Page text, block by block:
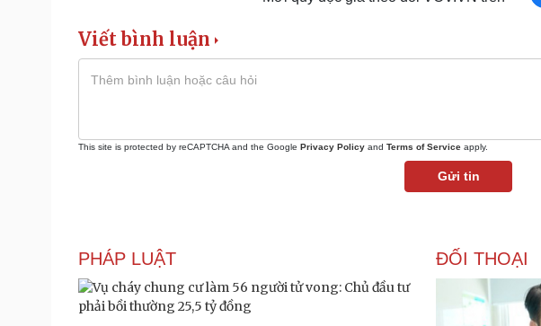
Viết bình luận
This site is protected by reCAPTCHA and the Google Privacy Policy and Terms of Service apply.
Gửi tin
PHÁP LUẬT ĐỐI THOẠI